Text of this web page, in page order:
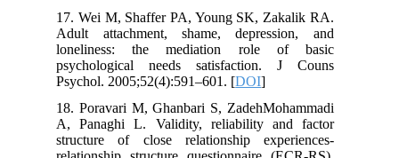
17. Wei M, Shaffer PA, Young SK, Zakalik RA.
Adult attachment, shame, depression, and
loneliness: the mediation role of basic
psychological needs satisfaction. J Couns
Psychol. 2005;52(4):591–601. [DOI
18. Poravari M, Ghanbari S, ZadehMohammadi
A, Panaghi L. Validity, reliability and factor
structure of close relationship experiences-